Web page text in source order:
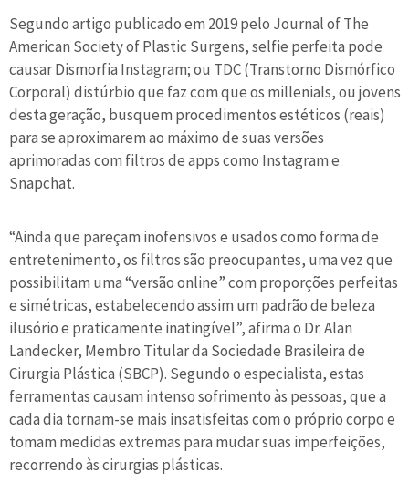
Segundo artigo publicado em 2019 pelo Journal of The
American Society of Plastic Surgens, selfie perfeita pode
causar Dismorfia Instagram; ou TDC (Transtorno Dismórfico
Corporal) distúrbio que faz com que os millenials, ou jovens
desta geração, busquem procedimentos estéticos (reais)
para se aproximarem ao máximo de suas versões
aprimoradas com filtros de apps como Instagram e
Snapchat.
“Ainda que pareçam inofensivos e usados como forma de
entretenimento, os filtros são preocupantes, uma vez que
possibilitam uma “versão online” com proporções perfeitas
e simétricas, estabelecendo assim um padrão de beleza
ilusório e praticamente inatingível”, afirma o Dr. Alan
Landecker, Membro Titular da Sociedade Brasileira de
Cirurgia Plástica (SBCP). Segundo o especialista, estas
ferramentas causam intenso sofrimento às pessoas, que a
cada dia tornam-se mais insatisfeitas com o próprio corpo e
tomam medidas extremas para mudar suas imperfeições,
recorrendo às cirurgias plásticas.